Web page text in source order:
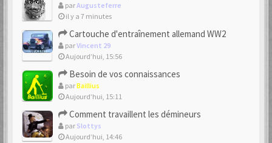
parAugusteferre
il y a 7 minutes
Cartouche d'entraînement allemand WW2
parVincent 29
Aujourd’hui, 15:56
Besoin de vos connaissances
parBaillius
Aujourd’hui, 15:11
Comment travaillent les démineurs
par Slottys
Aujourd’hui, 14:46